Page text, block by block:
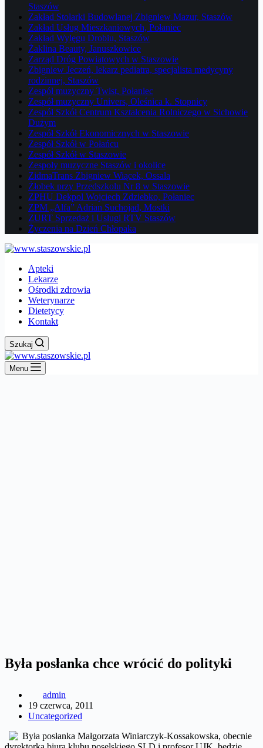
Staszów
Zakład Stolarki Budowlanej Zbigniew Mazur, Staszów
Zakład Usług Mieszkaniowych, Połaniec
Zakład Wylęgu Drobiu, Staszów
Żaklina Beauty, Januszkowice
Zarząd Dróg Powiatowych w Staszowie
Zbigniew Jeczeń, lekarz pediatra, specjalista medycyny
rodzinnej, Staszów
Zespół muzyczny Twist, Połaniec
Zespół muzyczny Univers, Oleśnica k. Stopnicy
Zespół Szkół Centrum Kształcenia Rolniczego w Sichowie
Dużym
Zespół Szkół Ekonomicznych w Staszowie
Zespół Szkół w Połańcu
Zespół Szkół w Staszowie
Zespoły muzyczne Staszów i okolice
ZidmaTrans Zbigniew Wiącek, Ossala
Żłobek przy Przedszkolu Nr 8 w Staszowie
ZPHU Dekpol Wojciech Zdziebko, Połaniec
ZPM „Alfa” Adrian Suchojad, Mostki
ZURT Sprzedaż i Usługi RTV Staszów
Życzenia na Dzień Chłopaka
Apteki
Lekarze
Ośrodki zdrowia
Weterynarze
Dietetycy
Kontakt
Szukaj
Menu
Była posłanka chce wrócić do polityki
admin
19 czerwca, 2011
Uncategorized
Była posłanka Małgorzata Winiarczyk-Kossakowska, obecnie